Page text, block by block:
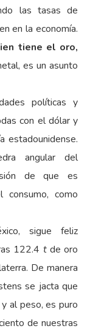
las tasas de
en la economía.
tiene el oro,
es un asunto
políticas y
con el dólar y
estadounidense.
angular del
de que es
como
sigue feliz
122.4 tde oro
De manera
se jacta que
al peso, es puro
de nuestras